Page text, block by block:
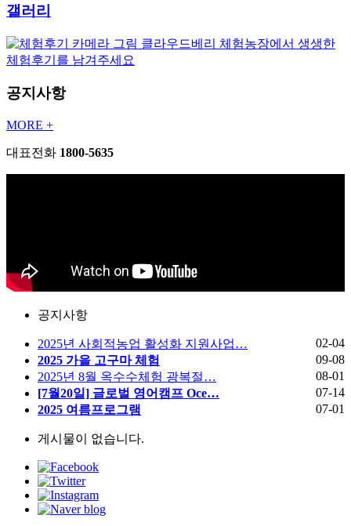
갤러리
클라우드베리 체험농장에서 생생한
체험후기를 남겨주세요
공지사항
MORE +
대표전화 1800-5635
공지사항
2025년 사회적농업 활성화 지원사업…
02-04
2025 가을 고구마 체험
09-08
2025년 8월 옥수수체험 광복절…
08-01
[7월20일] 글로벌 영어캠프 Oce…
07-14
2025 여름프로그램
07-01
게시물이 없습니다.